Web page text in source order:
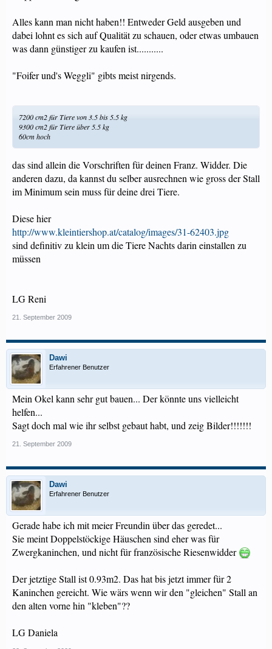
Alles kann man nicht haben!! Entweder Geld ausgeben und
dabei lohnt es sich auf Qualität zu schauen, oder etwas umbauen
was dann günstiger zu kaufen ist...........
"Foifer und's Weggli" gibts meist nirgends.
7200 cm2 für Tiere von 3.5 bis 5.5 kg
9300 cm2 für Tiere über 5.5 kg
60cm hoch
das sind allein die Vorschriften für deinen Franz. Widder. Die
anderen dazu, da kannst du selber ausrechnen wie gross der Stall
im Minimum sein muss für deine drei Tiere.
Diese hier
http://www.kleintiershop.at/catalog/images/31-62403.jpg
sind definitiv zu klein um die Tiere Nachts darin einstallen zu
müssen
LG Reni
21. September 2009
Dawi
Erfahrener Benutzer
Mein Okel kann sehr gut bauen... Der könnte uns vielleicht
helfen...
Sagt doch mal wie ihr selbst gebaut habt, und zeig Bilder!!!!!!!
21. September 2009
Dawi
Erfahrener Benutzer
Gerade habe ich mit meier Freundin über das geredet...
Sie meint Doppelstöckige Häuschen sind eher was für
Zwergkaninchen, und nicht für französische Riesenwidder
Der jetztige Stall ist 0.93m2. Das hat bis jetzt immer für 2
Kaninchen gereicht. Wie wärs wenn wir den "gleichen" Stall an
den alten vorne hin "kleben"??
LG Daniela